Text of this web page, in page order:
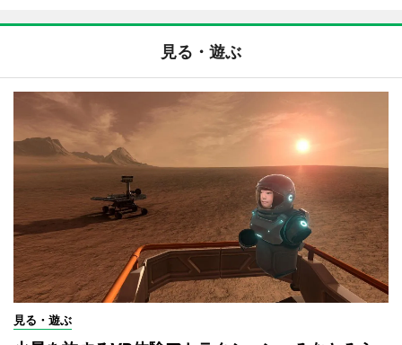
見る・遊ぶ
見る・遊ぶ